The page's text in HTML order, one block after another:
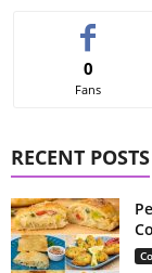
0
Fans
RECENT POSTS